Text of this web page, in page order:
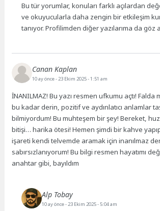
Bu tür yorumlar, konuları farklı açılardan
ve okuyucularla daha zengin bir etkileşim
tanıyor. Profilimden diğer yazılarıma da göz
Canan Kaplan
10 ay önce- 23 Ekim 2025 - 1:51 am
İNANILMAZ! Bu yazı resmen ufkumu açtı! Falda
bu kadar derin, pozitif ve aydınlatıcı anlamlar
bilmiyordum! Bu muhteşem bir şey! Bereket,
bitişi… harika ötesi! Hemen şimdi bir kahve
işareti kendi telvemde aramak için inanılmaz
sabırsızlanıyorum! Bu bilgi resmen hayatımı
anahtar gibi, bayıldım
Alp Tobay
10 ay önce- 23 Ekim 2025 - 5:04 am